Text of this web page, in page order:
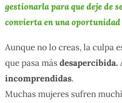
gestionarla para que deje de
convierta en una
Aunque no lo creas, la culpa
que pasa más desapercibida.
incomprendidas.
Muchas mujeres sufren